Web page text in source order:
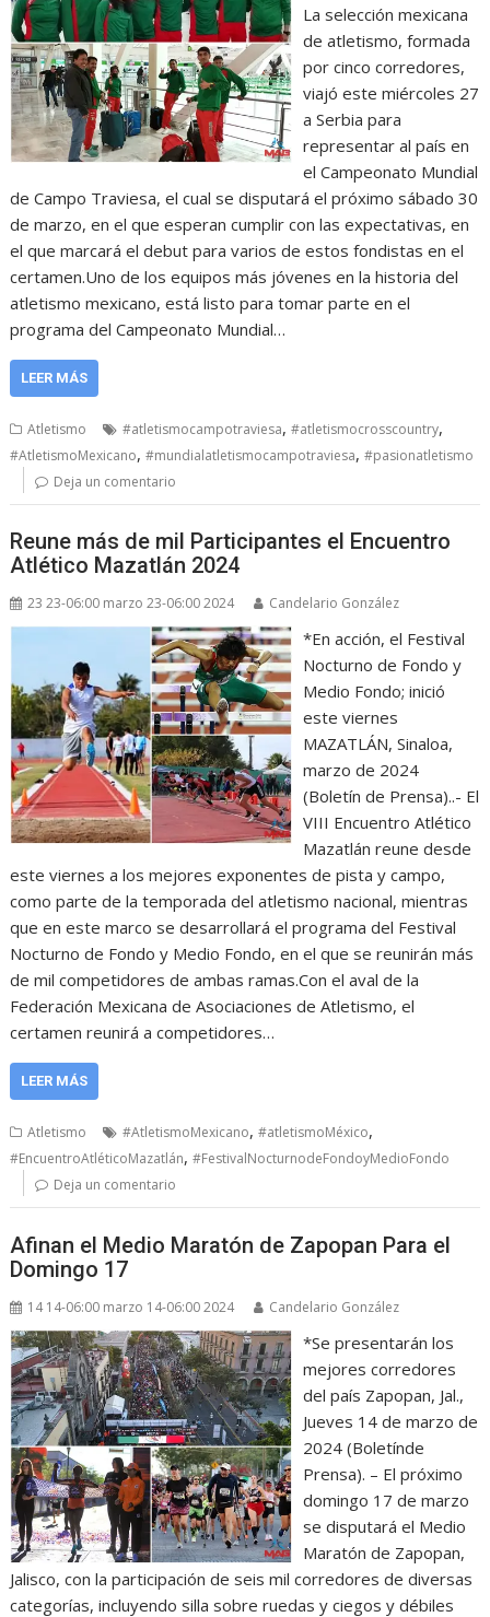
La selección mexicana
de atletismo, formada
por cinco corredores,
viajó este miércoles 27
a Serbia para
representar al país en
el Campeonato Mundial
de Campo Traviesa, el cual se disputará el próximo sábado 30
de marzo, en el que esperan cumplir con las expectativas, en
el que marcará el debut para varios de estos fondistas en el
certamen.Uno de los equipos más jóvenes en la historia del
atletismo mexicano, está listo para tomar parte en el
programa del Campeonato Mundial…
LEER MÁS
Atletismo #atletismocampotraviesa,#atletismocrosscountry,
#AtletismoMexicano,#mundialatletismocampotraviesa,#pasionatletismo
Deja un comentario
Reune más de mil Participantes el Encuentro
Atlético Mazatlán 2024
23 23-06:00 marzo 23-06:00 2024 Candelario González
*En acción, el Festival
Nocturno de Fondo y
Medio Fondo; inició
este viernes
MAZATLÁN, Sinaloa,
marzo de 2024
(Boletín de Prensa)..- El
VIII Encuentro Atlético
Mazatlán reune desde
este viernes a los mejores exponentes de pista y campo,
como parte de la temporada del atletismo nacional, mientras
que en este marco se desarrollará el programa del Festival
Nocturno de Fondo y Medio Fondo, en el que se reunirán más
de mil competidores de ambas ramas.Con el aval de la
Federación Mexicana de Asociaciones de Atletismo, el
certamen reunirá a competidores…
LEER MÁS
Atletismo #AtletismoMexicano,#atletismoMéxico,
#EncuentroAtléticoMazatlán,#FestivalNocturnodeFondoyMedioFondo
Deja un comentario
Afinan el Medio Maratón de Zapopan Para el
Domingo 17
14 14-06:00 marzo 14-06:00 2024 Candelario González
*Se presentarán los
mejores corredores
del país Zapopan, Jal.,
Jueves 14 de marzo de
2024 (Boletínde
Prensa). – El próximo
domingo 17 de marzo
se disputará el Medio
Maratón de Zapopan,
Jalisco, con la participación de seis mil corredores de diversas
categorías, incluyendo silla sobre ruedas y ciegos y débiles